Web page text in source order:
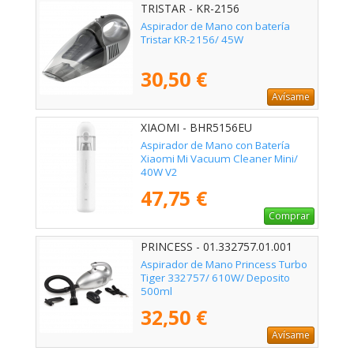
TRISTAR - KR-2156
Aspirador de Mano con batería
Tristar KR-2156/ 45W
30,50 €
Avísame
XIAOMI - BHR5156EU
Aspirador de Mano con Batería
Xiaomi Mi Vacuum Cleaner Mini/
40W V2
47,75 €
Comprar
PRINCESS - 01.332757.01.001
Aspirador de Mano Princess Turbo
Tiger 332757/ 610W/ Deposito
500ml
32,50 €
Avísame